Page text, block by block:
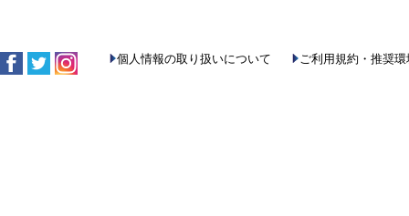
個人情報の取り扱いについて ご利用規約・推奨環